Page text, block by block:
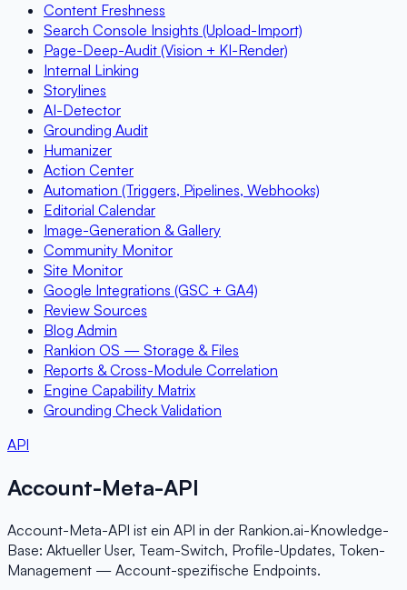
Content Freshness
Search Console Insights (Upload-Import)
Page-Deep-Audit (Vision + KI-Render)
Internal Linking
Storylines
AI-Detector
Grounding Audit
Humanizer
Action Center
Automation (Triggers, Pipelines, Webhooks)
Editorial Calendar
Image-Generation & Gallery
Community Monitor
Site Monitor
Google Integrations (GSC + GA4)
Review Sources
Blog Admin
Rankion OS — Storage & Files
Reports & Cross-Module Correlation
Engine Capability Matrix
Grounding Check Validation
API
Account-Meta-API
Account-Meta-API ist ein API in der Rankion.ai-Knowledge-
Base: Aktueller User, Team-Switch, Profile-Updates, Token-
Management — Account-spezifische Endpoints.